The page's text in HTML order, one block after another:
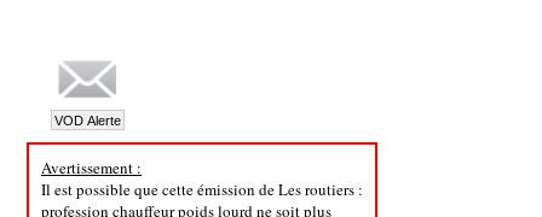
Avertissement :
Il est possible que cette émission de Les routiers :
profession chauffeur poids lourd ne soit plus